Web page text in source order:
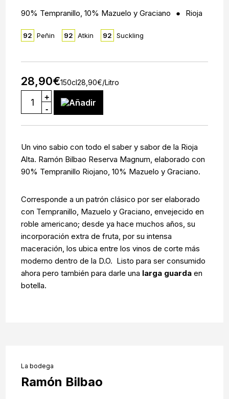
90% Tempranillo, 10% Mazuelo y Graciano Rioja
92 Peñin 92 Atkin 92 Suckling
28,90€150cl28,90€/Litro
+
-
Añadir
Un vino sabio con todo el saber y sabor de la Rioja
Alta. Ramón Bilbao Reserva Magnum, elaborado con
90% Tempranillo Riojano, 10% Mazuelo y Graciano.
Corresponde a un patrón clásico por ser elaborado
con Tempranillo, Mazuelo y Graciano, envejecido en
roble americano; desde ya hace muchos años, su
incorporación extra de fruta, por su intensa
maceración, los ubica entre los vinos de corte más
moderno dentro de la D.O. Listo para ser consumido
ahora pero también para darle una larga guarda en
botella.
La bodega
Ramón Bilbao